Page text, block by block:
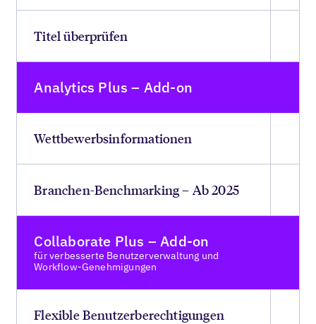
Titel überprüfen
Analytics Plus – Add-on
Wettbewerbsinformationen
Branchen-Benchmarking – Ab 2025
Collaborate Plus – Add-on
für verbesserte Benutzerverwaltung und
Workflow-Genehmigungen
Flexible Benutzerberechtigungen